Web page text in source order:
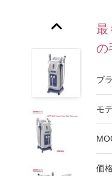
最
の
ブ
モ
価